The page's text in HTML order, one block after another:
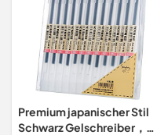
Premium japanischer Stil
Schwarz Gelschreiber，